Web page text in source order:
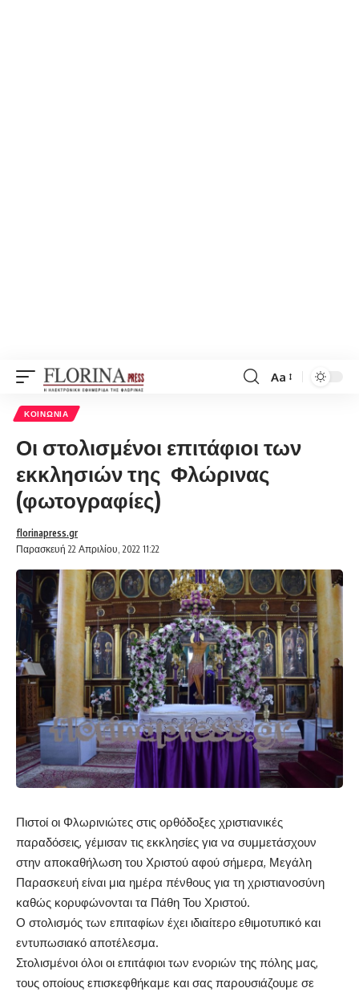
Font
Aa
ΚΟΙΝΩΝΊΑ
Οι στολισμένοι επιτάφιοι των
εκκλησιών της Φλώρινας
(φωτογραφίες)
Παρασκευή 22 Απριλίου, 2022 11:22
florinapress.gr
Πιστοί οι Φλωρινιώτες στις ορθόδοξες χριστιανικές
παραδόσεις, γέμισαν τις εκκλησίες για να συμμετάσχουν
στην αποκαθήλωση του Χριστού αφού σήμερα, Μεγάλη
Παρασκευή είναι μια ημέρα πένθους για τη χριστιανοσύνη
καθώς κορυφώνονται τα Πάθη Του Χριστού.
Ο στολισμός των επιταφίων έχει ιδιαίτερο εθιμοτυπικό και
εντυπωσιακό αποτέλεσμα.
Στολισμένοι όλοι οι επιτάφιοι των ενοριών της πόλης μας,
τους οποίους επισκεφθήκαμε και σας παρουσιάζουμε σε